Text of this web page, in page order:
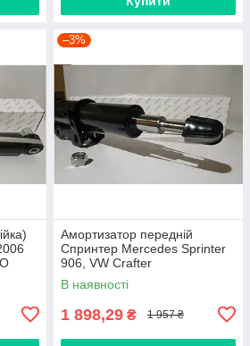
–3%
Амортизатор передній
Спринтер Mercedes Sprinter
906, VW Crafter
газомасляний Корея,
SHIKOO
В наявності
1 898,29 ₴ 1 957 ₴